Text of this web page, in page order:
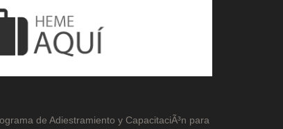
de Adiestramiento y CapacitaciÃ³n para